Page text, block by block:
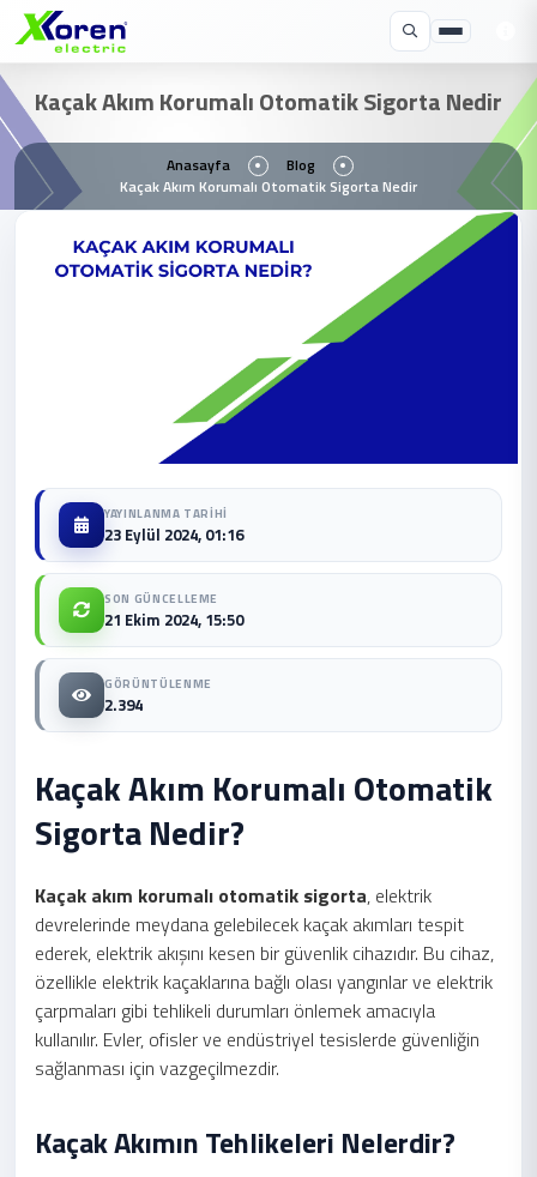
Kaçak Akım Korumalı Otomatik Sigorta Nedir
Anasayfa
Blog
Kaçak Akım Korumalı Otomatik Sigorta Nedir
YAYINLANMA TARIHI
23 Eylül 2024, 01:16
SON GÜNCELLEME
21 Ekim 2024, 15:50
GÖRÜNTÜLENME
2.394
Kaçak Akım Korumalı Otomatik
Sigorta Nedir?
Kaçak akım korumalı otomatik sigorta, elektrik
devrelerinde meydana gelebilecek kaçak akımları tespit
ederek, elektrik akışını kesen bir güvenlik cihazıdır. Bu cihaz,
özellikle elektrik kaçaklarına bağlı olası yangınlar ve elektrik
çarpmaları gibi tehlikeli durumları önlemek amacıyla
kullanılır. Evler, ofisler ve endüstriyel tesislerde güvenliğin
sağlanması için vazgeçilmezdir.
Kaçak Akımın Tehlikeleri Nelerdir?